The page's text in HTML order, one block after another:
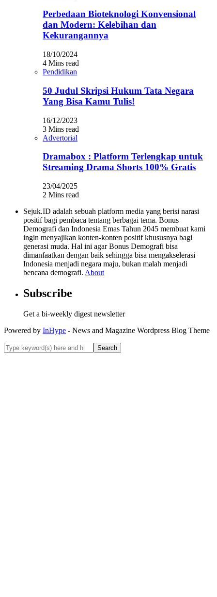
Perbedaan Bioteknologi Konvensional
dan Modern: Kelebihan dan
Kekurangannya
18/10/2024
4 Mins read
Pendidikan
50 Judul Skripsi Hukum Tata Negara
Yang Bisa Kamu Tulis!
16/12/2023
3 Mins read
Advertorial
Dramabox : Platform Terlengkap untuk
Streaming Drama Shorts 100% Gratis
23/04/2025
2 Mins read
Sejuk.ID adalah sebuah platform media yang berisi narasi
positif bagi pembaca tentang berbagai tema. Bonus
Demografi dan Indonesia Emas Tahun 2045 membuat kami
ingin menyajikan konten-konten positif khususnya bagi
generasi muda. Hal ini agar Bonus Demografi bisa
dimanfaatkan dengan baik sehingga bisa mengakselerasi
Indonesia menjadi negara maju, bukan malah menjadi
bencana demografi. About
Subscribe
Get a bi-weekly digest newsletter
Powered by InHype - News and Magazine Wordpress Blog Theme